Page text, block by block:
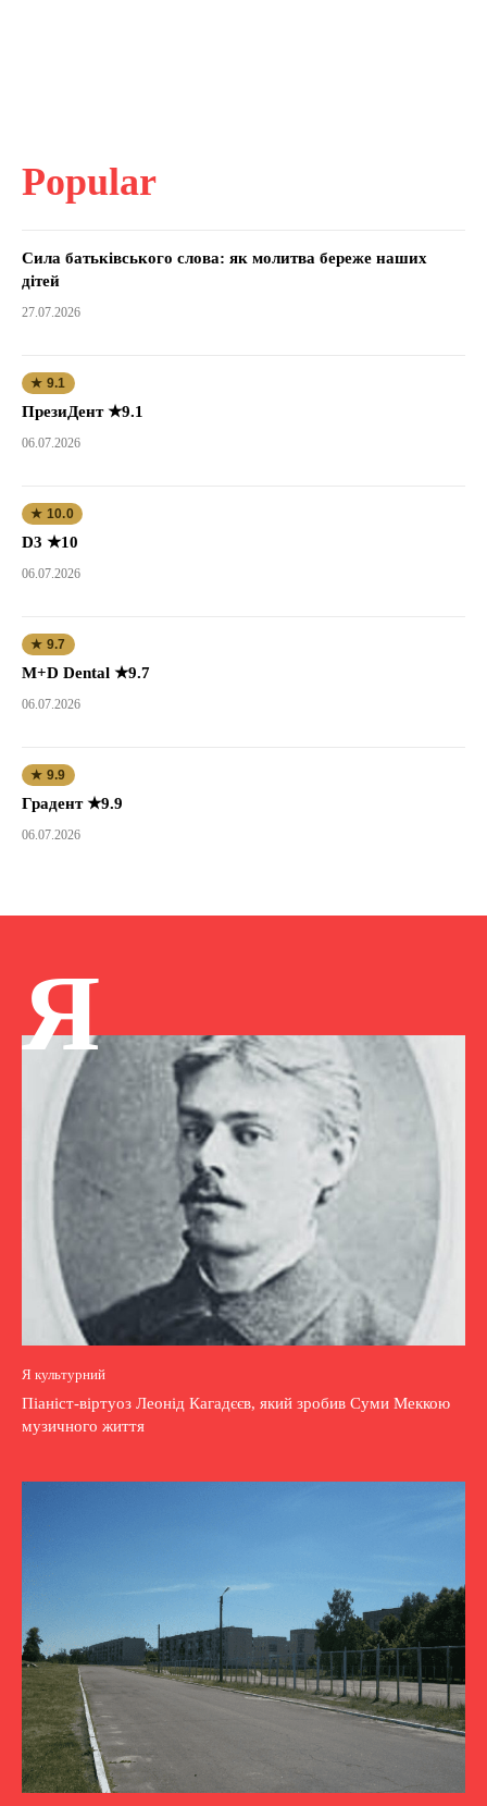
Popular
Сила батьківського слова: як молитва береже наших
дітей
27.07.2026
★ 9.1
ПрезиДент ★9.1
06.07.2026
★ 10.0
D3 ★10
06.07.2026
★ 9.7
M+D Dental ★9.7
06.07.2026
★ 9.9
Градент ★9.9
06.07.2026
Я
Я культурний
Піаніст-віртуоз Леонід Кагадєєв, який зробив Суми Меккою
музичного життя